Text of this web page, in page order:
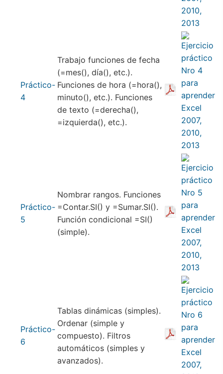
Práctico-
4
Trabajo funciones de fecha
(=mes(), día(), etc.).
Funciones de hora (=hora(),
minuto(), etc.). Funciones
de texto (=derecha(),
=izquierda(), etc.).
Práctico-
5
Nombrar rangos. Funciones
=Contar.SI() y =Sumar.SI().
Función condicional =SI()
(simple).
Práctico-
6
Tablas dinámicas (simples).
Ordenar (simple y
compuesto). Filtros
automáticos (simples y
avanzados).